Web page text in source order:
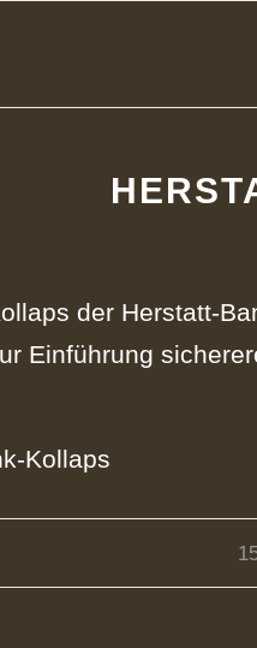
der
Einführung